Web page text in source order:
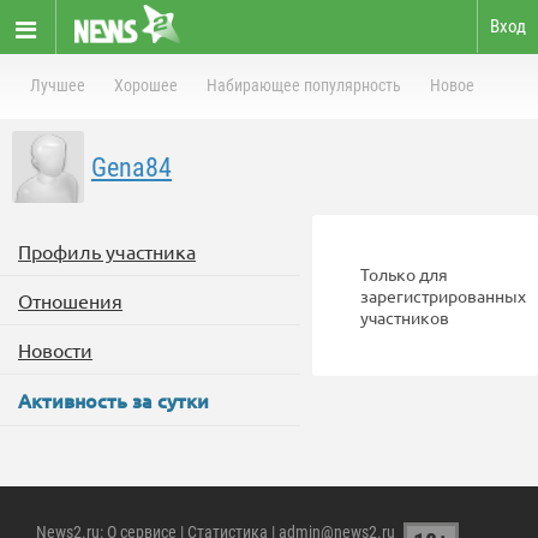
Вход
Лучшее Хорошее Набирающее популярность Новое
Gena84
Профиль участника
Отношения
Новости
Активность за сутки
Только для
зарегистрированных
участников
News2.ru: О сервисе | Статистика | admin@news2.ru